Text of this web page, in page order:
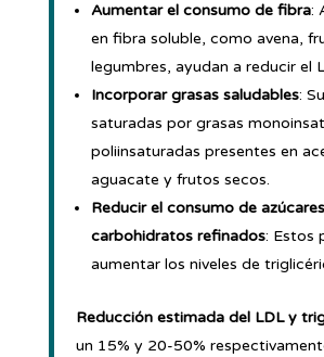
Aumentar el consumo de fibra:
en fibra soluble, como avena,
legumbres, ayudan a reducir el
Incorporar grasas saludables:
saturadas por grasas
poliinsaturadas presentes en
aguacate y frutos secos.
Reducir el consumo de
carbohidratos refinados: Estos
aumentar los niveles de
Reducción estimada del LDL y
un 15% y 20-50%